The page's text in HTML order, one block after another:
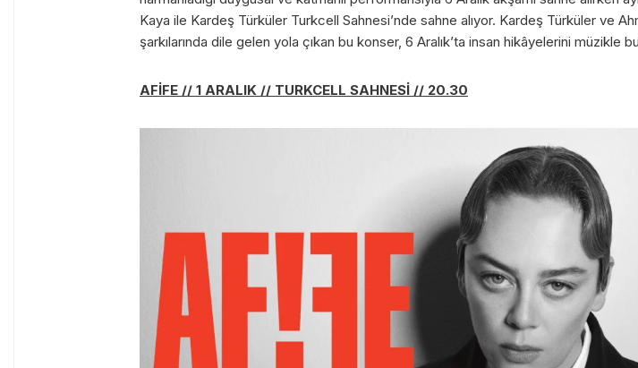
Kaya ile Kardeş Türküler Turkcell Sahnesi’nde sahne alıyor. Kardeş Türküler ve
şarkılarında dile gelen yola çıkan bu konser, 6 Aralık’ta insan hikâyelerini müzikle
AFİFE // 1 ARALIK // TURKCELL SAHNESİ // 20.30